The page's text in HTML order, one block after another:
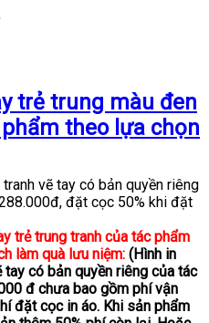
trẻ trung màu đen
theo lựa chọn
vẽ tay có bản quyền riêng
đặt cọc 50% khi đặt
trẻ trung tranh của tác phẩm
làm quà lưu niệm: (Hình in
có bản quyền riêng của tác
đ chưa bao gồm phí vận
đặt cọc in áo. Khi sản phẩm